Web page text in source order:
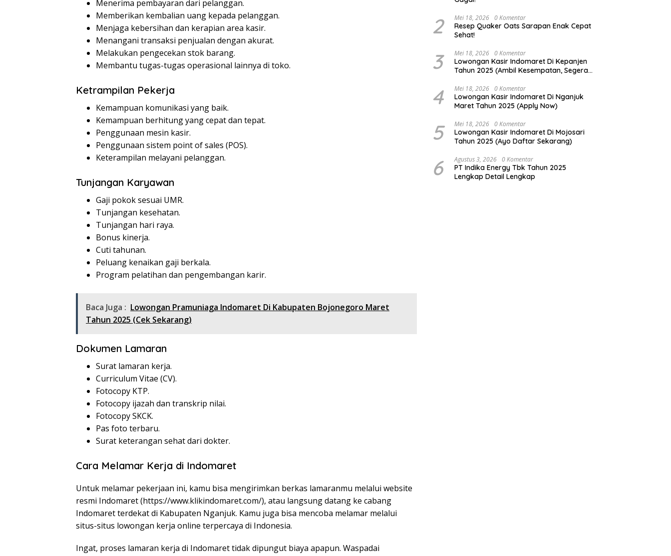
Menerima pembayaran dari pelanggan.
Memberikan kembalian uang kepada pelanggan.
Menjaga kebersihan dan kerapian area kasir.
Menangani transaksi penjualan dengan akurat.
Melakukan pengecekan stok barang.
Membantu tugas-tugas operasional lainnya di toko.
Ketrampilan Pekerja
Kemampuan komunikasi yang baik.
Kemampuan berhitung yang cepat dan tepat.
Penggunaan mesin kasir.
Penggunaan sistem point of sales (POS).
Keterampilan melayani pelanggan.
Tunjangan Karyawan
Gaji pokok sesuai UMR.
Tunjangan kesehatan.
Tunjangan hari raya.
Bonus kinerja.
Cuti tahunan.
Peluang kenaikan gaji berkala.
Program pelatihan dan pengembangan karir.
Baca Juga : Lowongan Pramuniaga Indomaret Di Kabupaten Bojonegoro Maret
Tahun 2025 (Cek Sekarang)
Dokumen Lamaran
Surat lamaran kerja.
Curriculum Vitae (CV).
Fotocopy KTP.
Fotocopy ijazah dan transkrip nilai.
Fotocopy SKCK.
Pas foto terbaru.
Surat keterangan sehat dari dokter.
Cara Melamar Kerja di Indomaret
Untuk melamar pekerjaan ini, kamu bisa mengirimkan berkas lamaranmu melalui website
resmi Indomaret (https://www.klikindomaret.com/), atau langsung datang ke cabang
Indomaret terdekat di Kabupaten Nganjuk. Kamu juga bisa mencoba melamar melalui
situs-situs lowongan kerja online terpercaya di Indonesia.
Ingat, proses lamaran kerja di Indomaret tidak dipungut biaya apapun. Waspadai
2 Mei 18, 2026 0 Komentar
Resep Quaker Oats Sarapan Enak Cepat
Sehat!
3 Mei 18, 2026 0 Komentar
Lowongan Kasir Indomaret Di Kepanjen
Tahun 2025 (Ambil Kesempatan, Segera
4 Mei 18, 2026 0 Komentar
Lowongan Kasir Indomaret Di Nganjuk
Maret Tahun 2025 (Apply Now)
5 Mei 18, 2026 0 Komentar
Lowongan Kasir Indomaret Di Mojosari
Tahun 2025 (Ayo Daftar Sekarang)
6 Agustus 3, 2026 0 Komentar
PT Indika Energy Tbk Tahun 2025
Lengkap Detail Lengkap